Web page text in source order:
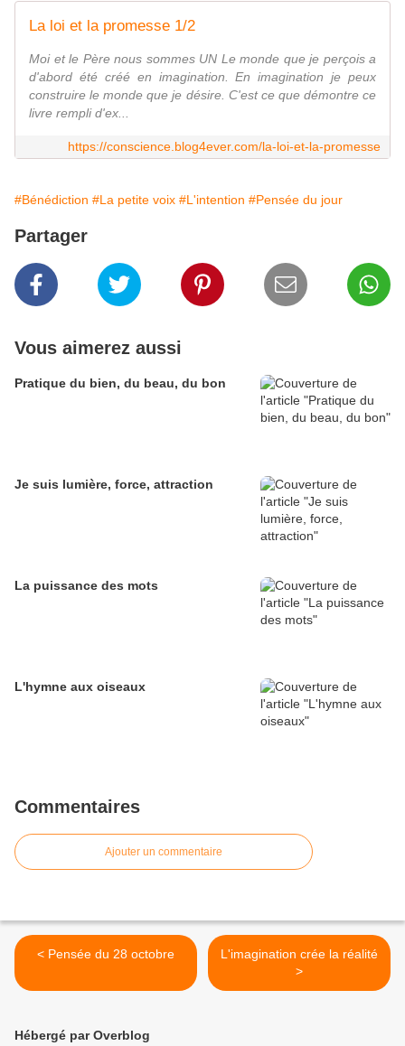
La loi et la promesse 1/2
Moi et le Père nous sommes UN Le monde que je perçois a
d'abord été créé en imagination. En imagination je peux
construire le monde que je désire. C'est ce que démontre ce
livre rempli d'ex...
https://conscience.blog4ever.com/la-loi-et-la-promesse
#Bénédiction #La petite voix #L'intention #Pensée du jour
Partager
Vous aimerez aussi
Pratique du bien, du beau, du bon
Je suis lumière, force, attraction
La puissance des mots
L'hymne aux oiseaux
Commentaires
Ajouter un commentaire
< Pensée du 28 octobre
L'imagination crée la réalité
>
Hébergé par Overblog